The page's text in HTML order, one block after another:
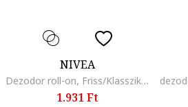
NIVEA
Dezodor roll-on, Friss/Klasszikus
1.931 Ft